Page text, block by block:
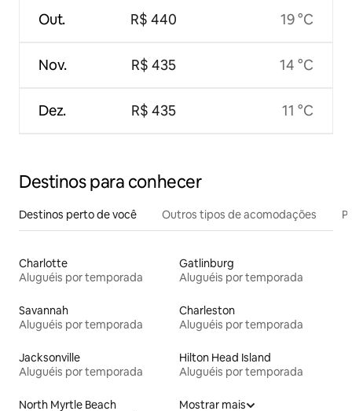
Out.
Nov.
Dez.
R$ 440
R$ 435
R$ 435
19 °C
14 °C
11 °C
Destinos para conhecer
Destinos perto de você Outros tipos de acomodações
Charlotte
Aluguéis por temporada
Gatlinburg
Aluguéis por temporada
Savannah
Aluguéis por temporada
Charleston
Aluguéis por temporada
Jacksonville
Aluguéis por temporada
Hilton Head Island
Aluguéis por temporada
North Myrtle Beach
Mostrar mais